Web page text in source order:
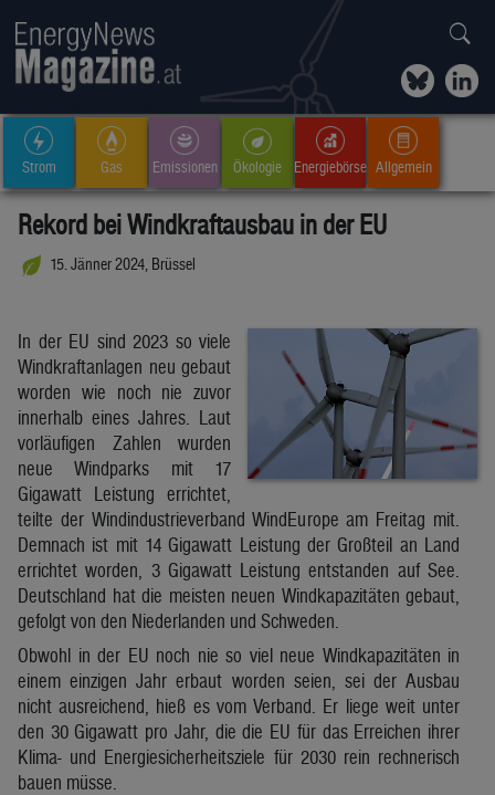
Strom Gas Emissionen Ökologie Energiebörse Allgemein
Rekord bei Windkraftausbau in der EU
15. Jänner 2024, Brüssel
In der EU sind 2023 so viele
Windkraftanlagen neu gebaut
worden wie noch nie zuvor
innerhalb eines Jahres. Laut
vorläufigen Zahlen wurden
neue Windparks mit 17
Gigawatt Leistung errichtet,
teilte der Windindustrieverband WindEurope am Freitag mit.
Demnach ist mit 14 Gigawatt Leistung der Großteil an Land
errichtet worden, 3 Gigawatt Leistung entstanden auf See.
Deutschland hat die meisten neuen Windkapazitäten gebaut,
gefolgt von den Niederlanden und Schweden.
Obwohl in der EU noch nie so viel neue Windkapazitäten in
einem einzigen Jahr erbaut worden seien, sei der Ausbau
nicht ausreichend, hieß es vom Verband. Er liege weit unter
den 30 Gigawatt pro Jahr, die die EU für das Erreichen ihrer
Klima- und Energiesicherheitsziele für 2030 rein rechnerisch
bauen müsse.